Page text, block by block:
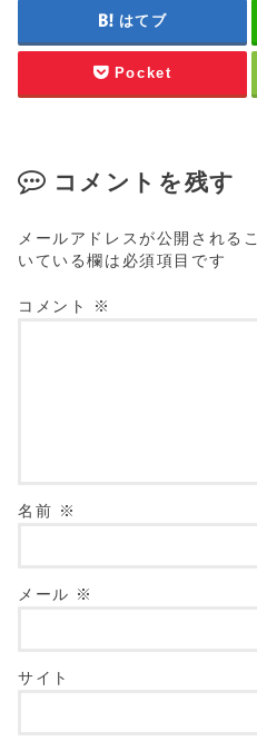
はてブ
Pocket
コメントを残す
メールアドレスが公開される
いている欄は必須項目です
コメント ※
名前 ※
メール ※
サイト